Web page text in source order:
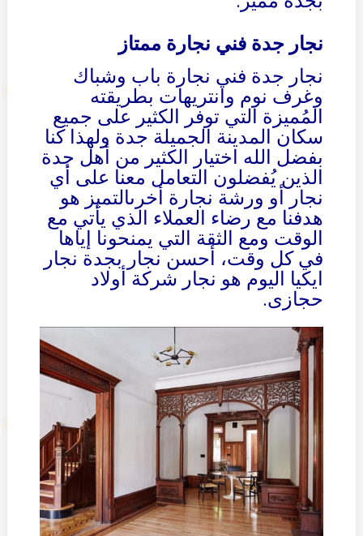
نجار جدة فني نجارة ممتاز
نجار جدة فني نجارة باب وشباك
وغرف نوم وانتريهات بطريقته
المُميزة التي توفر الكثير على جميع
سكان المدينة الجميلة جدة ولهذا كنا
بفضل الله اختيار الكثير من أهل جدة
الذين يُفضلون التعامل معنا على أي
نجار أو ورشة نجارة أخرىالتميز هو
هدفنا مع رضاء العملاء الذي يأتي مع
الوقت ومع الثقة التي يمنحونا إياها
في كل وقت، أحسن نجار بجدة نجار
ايكيا اليوم هو نجار شركة أولاد
حجازى.